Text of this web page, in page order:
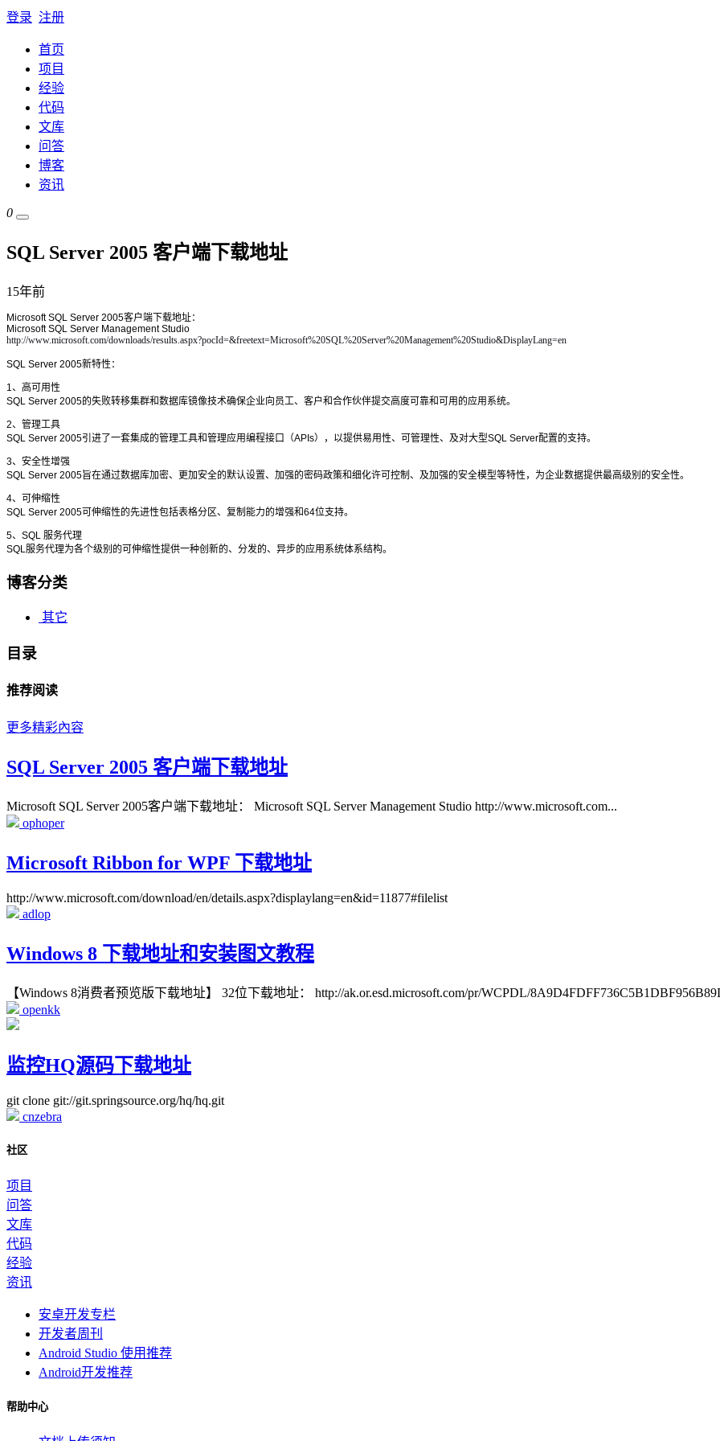
登录 注册
首页
项目
经验
代码
文库
问答
博客
资讯
0
SQL Server 2005 客户端下载地址
15年前
Microsoft SQL Server 2005客户端下载地址：
Microsoft SQL Server Management Studio
http://www.microsoft.com/downloads/results.aspx?pocId=&freetext=Microsoft%20SQL%20Server%20Management%20Studio&DisplayLang=en
SQL Server 2005新特性：
1、高可用性
SQL Server 2005的失败转移集群和数据库镜像技术确保企业向员工、客户和合作伙伴提交高度可靠和可用的应用系统。
2、管理工具
SQL Server 2005引进了一套集成的管理工具和管理应用编程接口（APIs），以提供易用性、可管理性、及对大型SQL Server配置的支持。
3、安全性增强
SQL Server 2005旨在通过数据库加密、更加安全的默认设置、加强的密码政策和细化许可控制、及加强的安全模型等特性，为企业数据提供最高级别的安全性。
4、可伸缩性
SQL Server 2005可伸缩性的先进性包括表格分区、复制能力的增强和64位支持。
5、SQL 服务代理
SQL服务代理为各个级别的可伸缩性提供一种创新的、分发的、异步的应用系统体系结构。
博客分类
其它
目录
推荐阅读
更多精彩內容
SQL Server 2005 客户端下载地址
Microsoft SQL Server 2005客户端下载地址： Microsoft SQL Server Management Studio http://www.microsoft.com...
ophoper
Microsoft Ribbon for WPF 下载地址
http://www.microsoft.com/download/en/details.aspx?displaylang=en&id=11877#filelist
adlop
Windows 8 下载地址和安装图文教程
【Windows 8消费者预览版下载地址】 32位下载地址： http://ak.or.esd.microsoft.com/pr/WCPDL/
openkk
监控HQ源码下载地址
git clone git://git.springsource.org/hq/hq.git
cnzebra
社区
项目
问答
文库
代码
经验
资讯
安卓开发专栏
开发者周刊
Android Studio 使用推荐
Android开发推荐
帮助中心